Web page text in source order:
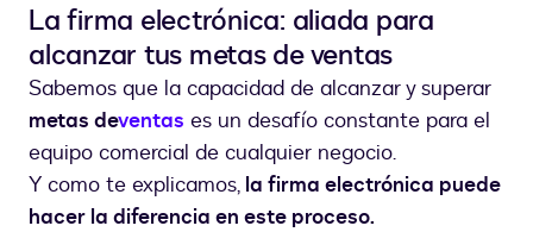
La firma electrónica: aliada para
alcanzar tus metas de ventas
Sabemos que la capacidad de alcanzar y superar
metas deventas es un desafío constante para el
equipo comercial de cualquier negocio.
Y como te explicamos, la firma electrónica puede
hacer la diferencia en este proceso.